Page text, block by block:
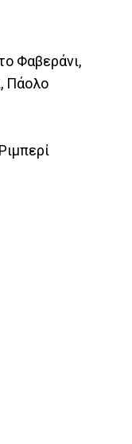
Φαβεράνι,
Πάολο